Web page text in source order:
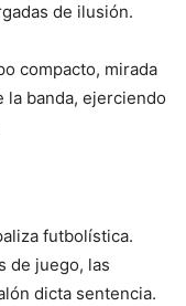
de ilusión.
compacto, mirada
la banda, ejerciendo
futbolística.
de juego, las
dicta sentencia.